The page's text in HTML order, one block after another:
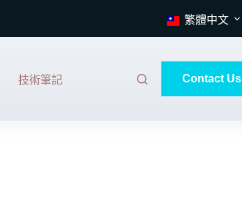
繁體中文
技術筆記 Contact Us